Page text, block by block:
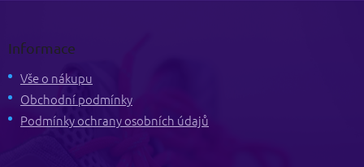
Informace
Vše o nákupu
Obchodní podmínky
Podmínky ochrany osobních údajů